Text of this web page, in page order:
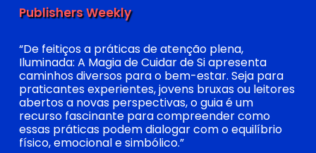
Publishers Weekly
“De feitiços a práticas de atenção plena,
Iluminada: A Magia de Cuidar de Si apresenta
caminhos diversos para o bem-estar. Seja para
praticantes experientes, jovens bruxas ou leitores
abertos a novas perspectivas, o guia é um
recurso fascinante para compreender como
essas práticas podem dialogar com o equilíbrio
físico, emocional e simbólico.”